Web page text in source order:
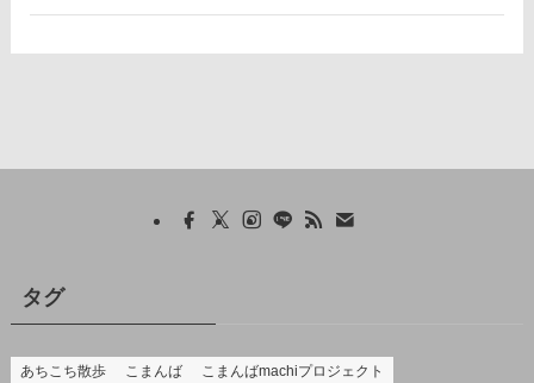
タグ
あちこち散歩 こまんば
こまんばmachiプロジェクト